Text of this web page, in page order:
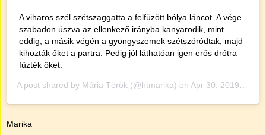
A viharos szél szétszaggatta a felfüzött bólya láncot. A vége
szabadon úszva az ellenkező irányba kanyarodik, mint
eddig, a másik végén a gyöngyszemek szétszóródtak, majd
kihozták őket a partra. Pedig jól láthatóan igen erős drótra
fűzték őket.
A post shared by Mária Török (@htmarika) on Apr 30, 2019 at 7:43am PDT
Marika